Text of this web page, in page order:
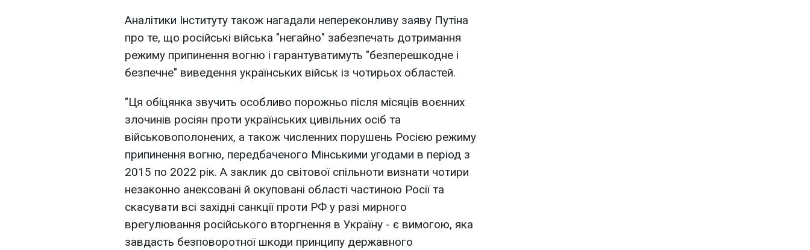
Аналітики Інституту також нагадали непереконливу заяву Путіна
про те, що російські війська "негайно" забезпечать дотримання
режиму припинення вогню і гарантуватимуть "безперешкодне і
безпечне" виведення українських військ із чотирьох областей.
"Ця обіцянка звучить особливо порожньо після місяців воєнних
злочинів росіян проти українських цивільних осіб та
військовополонених, а також численних порушень Росією режиму
припинення вогню, передбаченого Мінськими угодами в період з
2015 по 2022 рік. А заклик до світової спільноти визнати чотири
незаконно анексовані й окуповані області частиною Росії та
скасувати всі західні санкції проти РФ у разі мирного
врегулювання російського вторгнення в Україну - є вимогою, яка
завдасть безповоротної шкоди принципу державного